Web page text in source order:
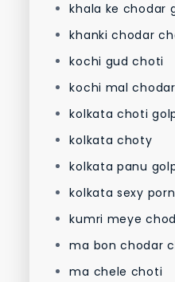
khala ke chodar
khanki chodar
kochi gud choti
kochi mal
kolkata choti
kolkata choty
kolkata panu
kolkata sexy
kumri meye
ma bon chodar
ma chele choti